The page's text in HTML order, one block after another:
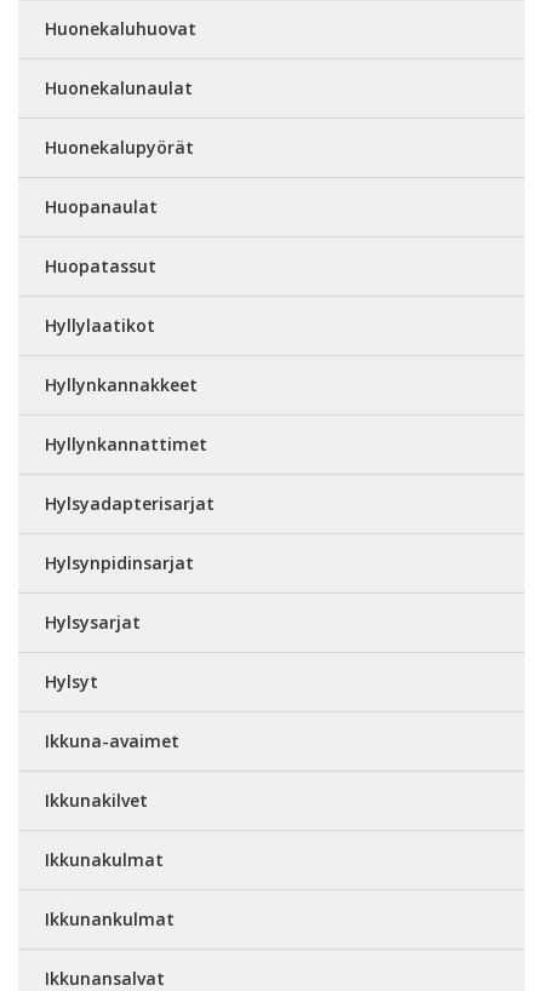
Huonekaluhuovat
Huonekalunaulat
Huonekalupyörät
Huopanaulat
Huopatassut
Hyllylaatikot
Hyllynkannakkeet
Hyllynkannattimet
Hylsyadapterisarjat
Hylsynpidinsarjat
Hylsysarjat
Hylsyt
Ikkuna-avaimet
Ikkunakilvet
Ikkunakulmat
Ikkunankulmat
Ikkunansalvat